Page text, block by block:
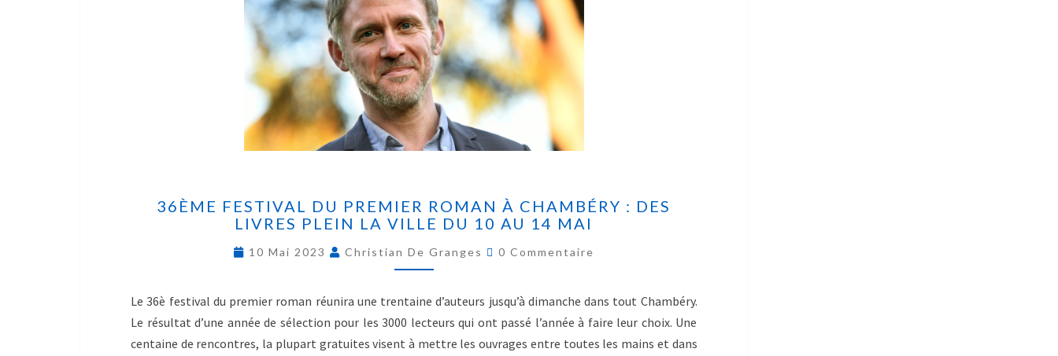
36ÈME FESTIVAL DU PREMIER ROMAN À CHAMBÉRY : DES
LIVRES PLEIN LA VILLE DU 10 AU 14 MAI
10 Mai 2023 Christian De Granges 0 Commentaire
Le 36è festival du premier roman réunira une trentaine d’auteurs jusqu’à dimanche dans tout Chambéry.
Le résultat d’une année de sélection pour les 3000 lecteurs qui ont passé l’année à faire leur choix. Une
centaine de rencontres, la plupart gratuites visent à mettre les ouvrages entre toutes les mains et dans